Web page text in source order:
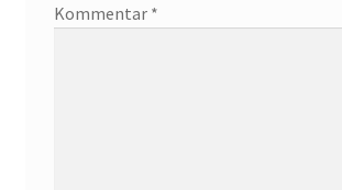
Kommentar *